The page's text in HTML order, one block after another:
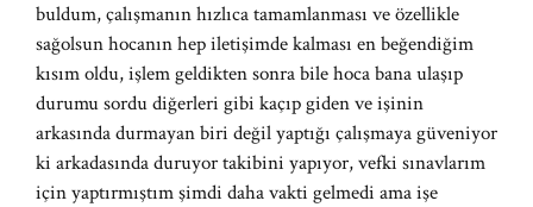
buldum, çalışmanın hızlıca tamamlanması ve özellikle
sağolsun hocanın hep iletişimde kalması en beğendiğim
kısım oldu, işlem geldikten sonra bile hoca bana ulaşıp
durumu sordu diğerleri gibi kaçıp giden ve işinin
arkasında durmayan biri değil yaptığı çalışmaya güveniyor
ki arkadasında duruyor takibini yapıyor, vefki sınavlarım
için yaptırmıştım şimdi daha vakti gelmedi ama işe